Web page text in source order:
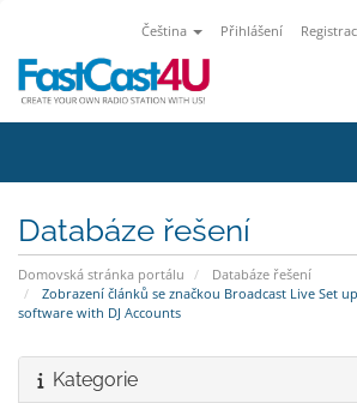
Čeština Přihlášení
Databáze řešení
Domovská stránka portálu
Databáze řešení
Zobrazení článků se značkou Broadcast Live Set
software with DJ Accounts
Kategorie